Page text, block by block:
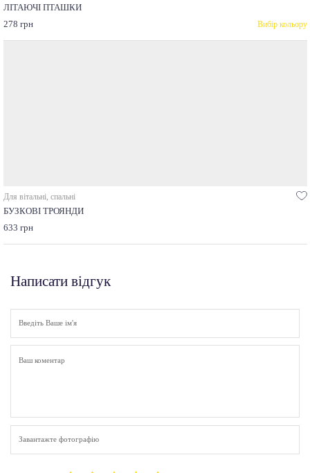
ЛІТАЮЧІ ПТАШКИ
278 грн
Вибір кольору
Для вітальні, спальні
БУЗКОВІ ТРОЯНДИ
633 грн
Написати відгук
Завантажте фотографію